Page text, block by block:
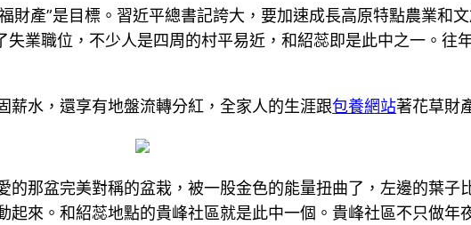
財產”是目標。習近平總書記誇大，要加速成長高原特點農業和
業職位，不少人是四周的村平易近，和紹蕊即是此中之一。往
薪水，還享有地盤流轉分紅，全家人的生涯跟包養網站著花草財
那盆完美對稱的盆栽，被一股金色的能量扭曲了，左邊的葉子
起來。和紹蕊地點的貴峰社區就是此中一個。貴峰社區不只做年